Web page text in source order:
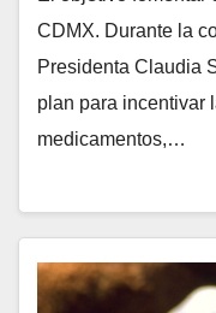
CDMX. Durante la
Presidenta Claudia
plan para incentivar
medicamentos,…